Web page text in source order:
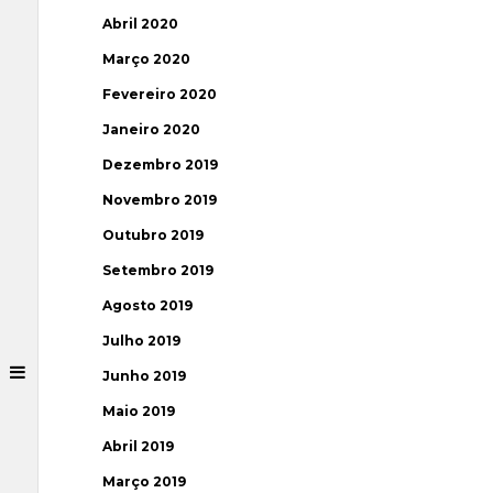
Abril 2020
Março 2020
Fevereiro 2020
Janeiro 2020
Dezembro 2019
Novembro 2019
Outubro 2019
Setembro 2019
Agosto 2019
Julho 2019
Junho 2019
Maio 2019
Abril 2019
Março 2019